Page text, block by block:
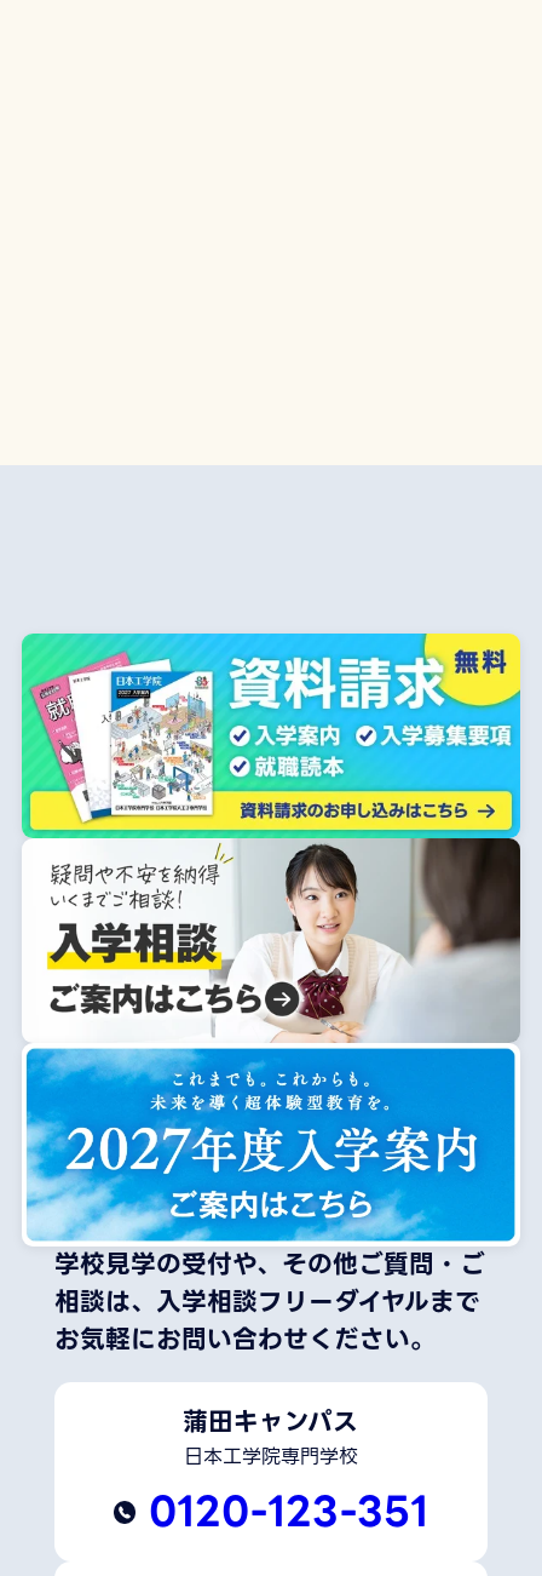
学校見学の受付や、その他ご質問・ご
相談は、 入学相談フリーダイヤルまで
お気軽にお問い合わせください。
蒲田キャンパス
日本工学院専門学校
0120-123-351